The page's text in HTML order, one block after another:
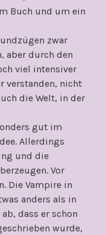
Buch und um ein
zwar
aber durch den
viel intensiver
verstanden, nicht
die Welt, in der
gut im
Allerdings
und die
Vor
Die Vampire in
anders als in
dass er schon
wurde,